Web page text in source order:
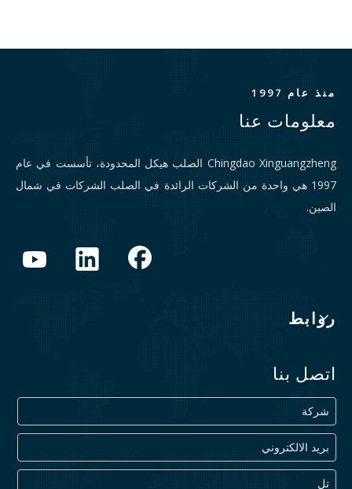
منذ عام 1997
معلومات عنا
Chingdao Xinguangzheng الصلب هيكل المحدودة، تأسست في عام
1997 هي واحدة من الشركات الرائدة في الصلب الشركات في شمال
الصين.
روابط
اتصل بنا